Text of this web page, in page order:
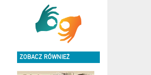
ZOBACZ RÓWNIEŻ